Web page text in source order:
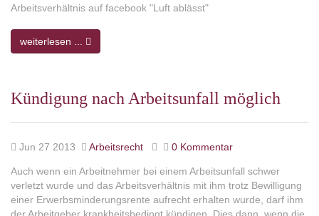
Arbeitsverhältnis auf facebook "Luft ablässt"
weiterlesen ...
Kündigung nach Arbeitsunfall möglich
Jun 27 2013 Arbeitsrecht 0 Kommentar
Auch wenn ein Arbeitnehmer bei einem Arbeitsunfall schwer
verletzt wurde und das Arbeitsverhältnis mit ihm trotz Bewilligung
einer Erwerbsminderungsrente aufrecht erhalten wurde, darf ihm